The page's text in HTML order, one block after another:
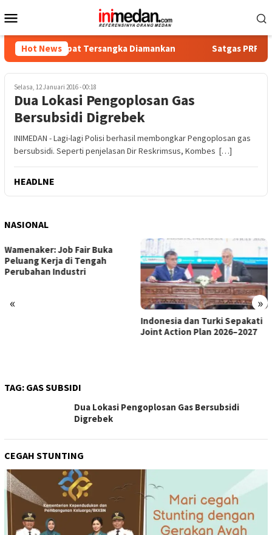
ke
Mobile
Hot News
Empat Tersangka Diamankan Satgas PRR Pacu
Selasa, 12 Januari 2016 - 00:18
Dua Lokasi Pengoplosan Gas
Bersubsidi Digrebek
INIMEDAN - Lagi-lagi Polisi berhasil membongkar Pengoplosan gas
bersubsidi. Seperti penjelasan Dir Reskrimsus, Kombes […]
HEADLNE
NASIONAL
« »
Satgas PRR Pacu Realisasi
Tambahan TKD Aceh Rp1,65
TAG: GAS SUBSIDI
Dua Lokasi Pengoplosan Gas Bersubsidi
Digrebek
CEGAH STUNTING